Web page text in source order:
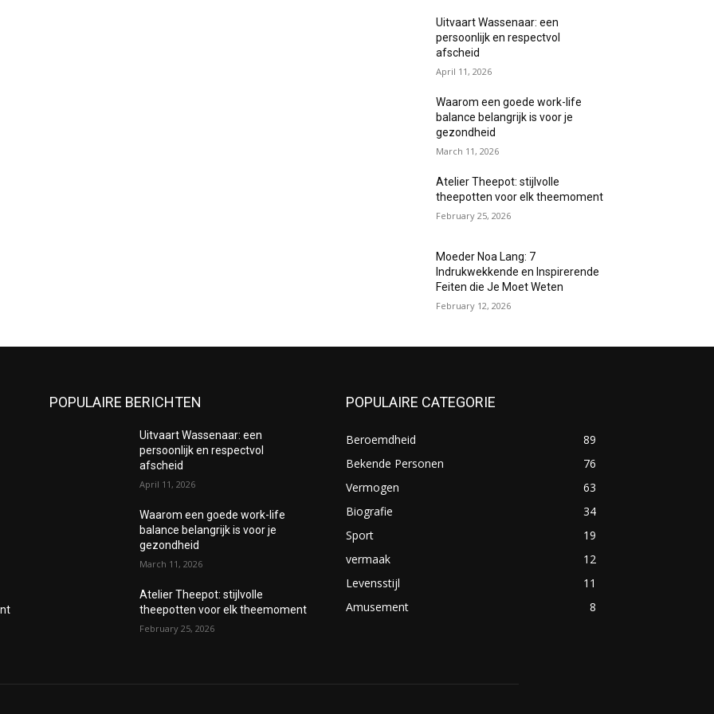
Uitvaart Wassenaar: een
persoonlijk en respectvol
afscheid
April 11, 2026
Waarom een goede work-life
balance belangrijk is voor je
gezondheid
March 11, 2026
Atelier Theepot: stijlvolle
theepotten voor elk theemoment
February 25, 2026
Moeder Noa Lang: 7
Indrukwekkende en Inspirerende
Feiten die Je Moet Weten
February 12, 2026
POPULAIRE BERICHTEN
Uitvaart Wassenaar: een
persoonlijk en respectvol
afscheid
April 11, 2026
Waarom een goede work-life
balance belangrijk is voor je
gezondheid
March 11, 2026
Atelier Theepot: stijlvolle
theepotten voor elk theemoment
February 25, 2026
POPULAIRE CATEGORIE
Beroemdheid
89
Bekende Personen
76
Vermogen
63
Biografie
34
Sport
19
vermaak
12
Levensstijl
11
Amusement
8